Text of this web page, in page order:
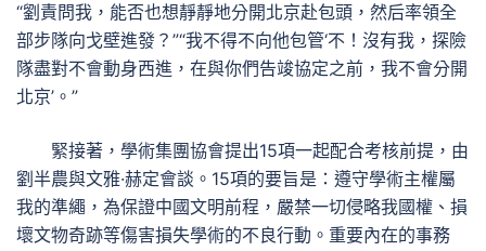
“劉責問我，能否也想靜靜地分開北京赴包頭，然后率領全
部步隊向戈壁進發？”“我不得不向他包管‘不！沒有我，探險
隊盡對不會動身西進，在與你們告竣協定之前，我不會分開
北京’。”
緊接著，學術集團協會提出15項一起配合考核前提，由
劉半農與文雅·赫定會談。15項的要旨是：遵守學術主權屬
我的準繩，為保證中國文明前程，嚴禁一切侵略我國權、損
壞文物奇跡等傷害損失學術的不良行動。重要內在的事務